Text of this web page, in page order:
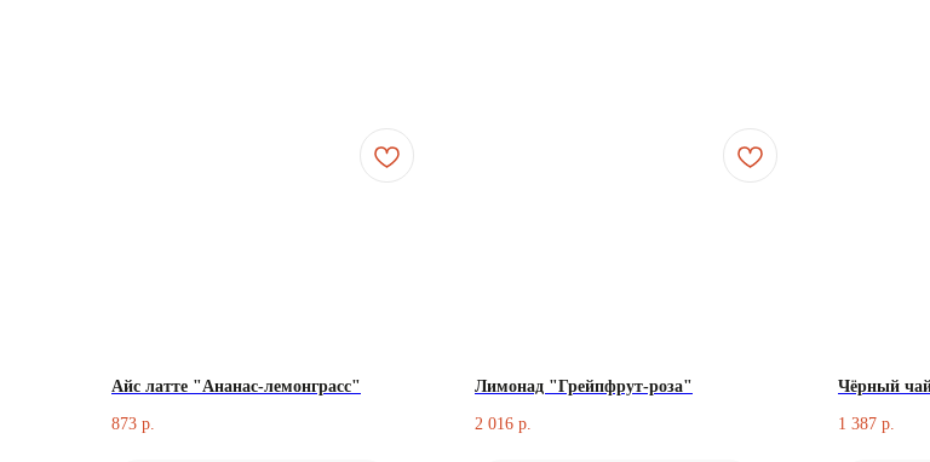
Айс латте "Ананас-лемонграсс"
873 р.
Лимонад "Грейпфрут-роза"
2 016 р.
Чёрный
1 387 р.